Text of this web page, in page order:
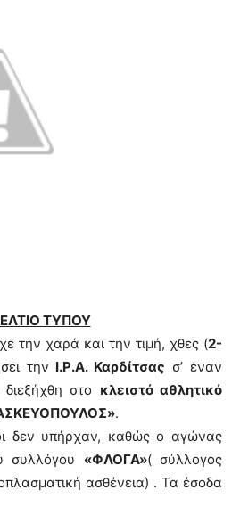
ΤΥΠΟΥ
την χαρά και την τιμή, χθες (2-
την I.P.A. Καρδίτσας σ’ έναν
στο κλειστό αθλητικό
.
δεν υπήρχαν, καθώς ο αγώνας
συλλόγου «ΦΛΟΓΑ»( σύλλογος
ασθένεια) . Τα έσοδα